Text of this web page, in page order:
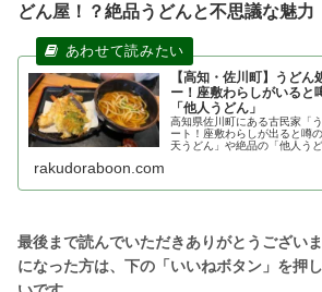
どん屋！？絶品うどんと不思議な魅力
【高知・佐川町】うど
ー！座敷わらしがいると
「他人うどん」
高知県佐川町にある古民家「
ート！座敷わらしが出ると噂
天うどん」や絶品の「他人う
rakudoraboon.com